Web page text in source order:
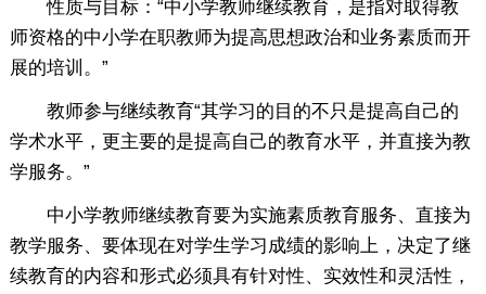
性质与目标：“中小学教师继续教育，是指对取得教
师资格的中小学在职教师为提高思想政治和业务素质而开
展的培训。”
教师参与继续教育“其学习的目的不只是提高自己的
学术水平，更主要的是提高自己的教育水平，并直接为教
学服务。”
中小学教师继续教育要为实施素质教育服务、直接为
教学服务、要体现在对学生学习成绩的影响上，决定了继
续教育的内容和形式必须具有针对性、实效性和灵活性，